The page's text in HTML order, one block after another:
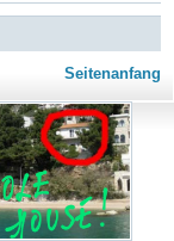
Seitenanfang